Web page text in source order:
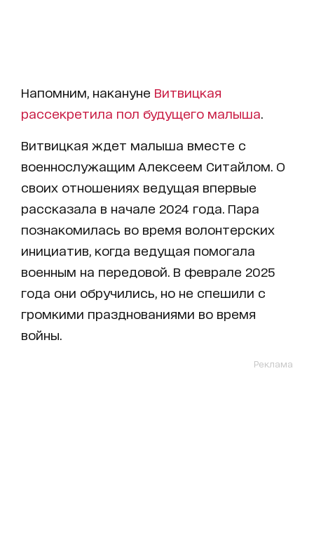
Напомним, накануне Витвицкая
рассекретила пол будущего малыша
Витвицкая ждет малыша вместе с
военнослужащим Алексеем Ситайлом. О
своих отношениях ведущая впервые
рассказала в начале 2024 года. Пара
познакомилась во время волонтерских
инициатив, когда ведущая помогала
военным на передовой. В феврале 2025
года они обручились, но не спешили с
громкими празднованиями во время
войны.
Реклама